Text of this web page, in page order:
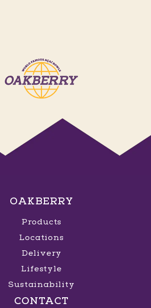
OAKBERRY
Products
Locations
Delivery
Lifestyle
Sustainability
CONTACT